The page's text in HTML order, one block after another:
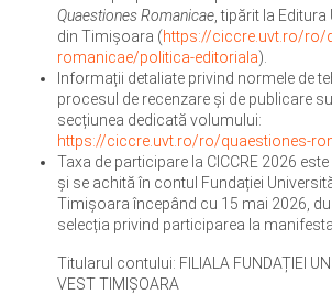
Quaestiones Romanicae , tipărit la
din Timișoara (https://ciccre.uvt.ro/ro/
romanicae/politica-editoriala).
Informații detaliate privind normele de
procesul de recenzare și de publicare
secțiunea dedicată volumului:
https://ciccre.uvt.ro/ro/quaestiones-
Taxa de participare la CICCRE 2026
și se achită în contul Fundației
Timișoara începând cu 15 mai 2026,
selecția privind participarea la
Titularul contului: FILIALA FUNDAȚIEI
VEST TIMIȘOARA